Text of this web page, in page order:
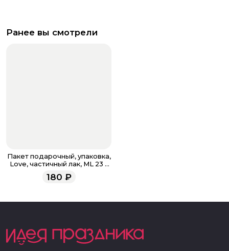
Ранее вы смотрели
Пакет подарочный, упаковка,
Love, частичный лак, ML 23 х
27 х 11.5 см
180 ₽